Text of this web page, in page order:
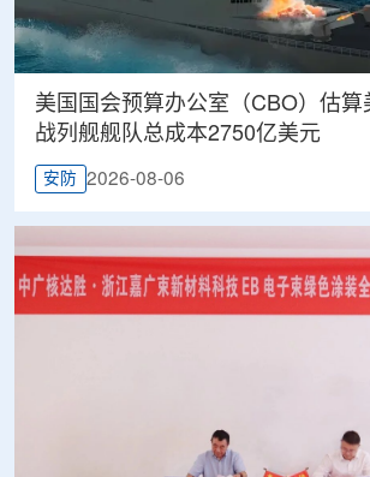
美国国会预算办公室（CBO）估算
战列舰舰队总成本2750亿美元
安防 2026-08-06